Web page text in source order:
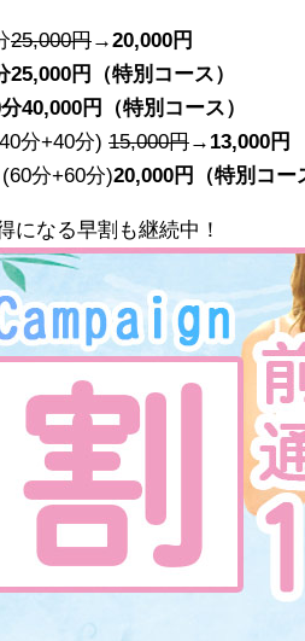
25,000円→20,000円
円（特別コース）
40,000円（特別コース）
分+40分) 15,000円→ 13,000円
分+60分)20,000円（特別コー
になる早割も継続中！